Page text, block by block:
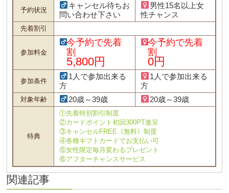
予約状況
キャンセル待ちお
問い合わせ下さい
男性15名以上女
性チャンス
先着割引
参加料金
今予約で先着
割
5,800円
今予約で先着
割
0円
参加条件
1人で参加出来る
方
1人で参加出来る
方
対象年齢 20歳～39歳 20歳～39歳
特典
①先着特別割引制度
②カードポイント初回300PT進呈
③キャンセルFREE《無料》制度
④各種ギフトカードでお支払い可
⑤女性限定毎月変わるプレゼント
⑥アフターチャンスサービス
関連記事